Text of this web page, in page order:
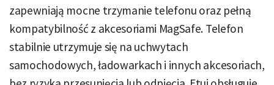
zapewniają mocne trzymanie telefonu oraz pełną
kompatybilność z akcesoriami MagSafe. Telefon
stabilnie utrzymuje się na uchwytach
samochodowych, ładowarkach i innych akcesoriach,